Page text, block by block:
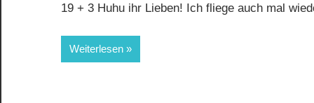
19 + 3 Huhu ihr Lieben! Ich fliege auch mal
Weiterlesen